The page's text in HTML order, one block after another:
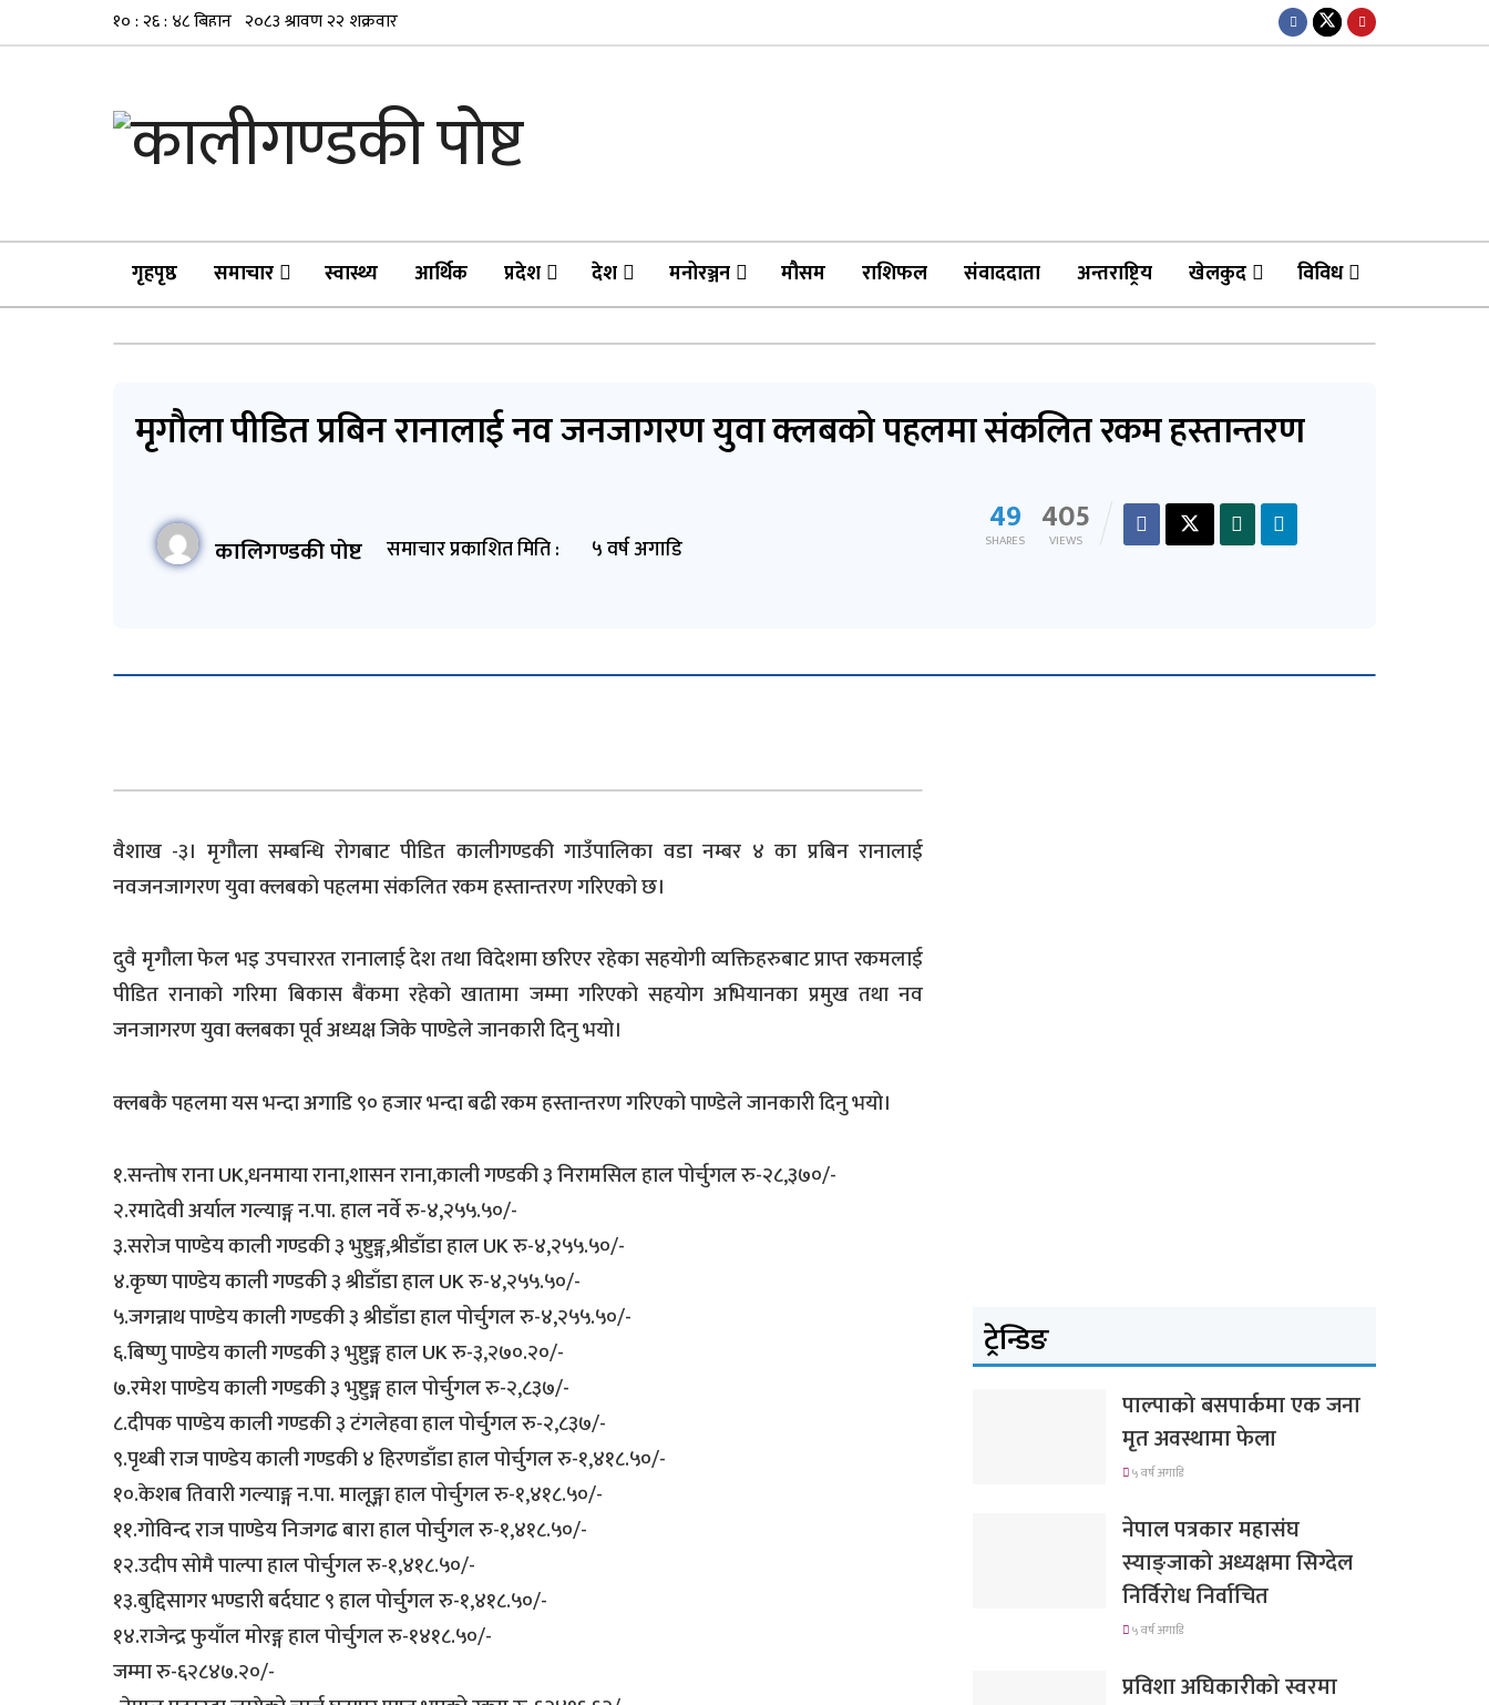
गृहपृष्ठ समाचार स्वास्थ्य आर्थिक प्रदेश देश मनोरञ्जन मौसम राशिफल संवाददाता अन्तराष्ट्रिय खेलकुद विविध
मृगौला पीडित प्रबिन रानालाई नव जनजागरण युवा क्लबको पहलमा संकलित रकम हस्तान्तरण
कालिगण्डकी पोष्ट समाचार प्रकाशित मिति : ५ वर्ष अगाडि
49
SHARES 405
VIEWS
वैशाख -३। मृगौला सम्बन्धि रोगबाट पीडित कालीगण्डकी गाउँपालिका वडा नम्बर ४ का प्रबिन रानालाई
नवजनजागरण युवा क्लबको पहलमा संकलित रकम हस्तान्तरण गरिएको छ।
दुवै मृगौला फेल भइ उपचाररत रानालाई देश तथा विदेशमा छरिएर रहेका सहयोगी व्यक्तिहरुबाट प्राप्त रकमलाई
पीडित रानाको गरिमा बिकास बैंकमा रहेको खातामा जम्मा गरिएको सहयोग अभियानका प्रमुख तथा नव
जनजागरण युवा क्लबका पूर्व अध्यक्ष जिके पाण्डेले जानकारी दिनु भयो।
क्लबकै पहलमा यस भन्दा अगाडि ९० हजार भन्दा बढी रकम हस्तान्तरण गरिएको पाण्डेले जानकारी दिनु भयो।
१.सन्तोष राना UK,धनमाया राना,शासन राना,काली गण्डकी ३ निरामसिल हाल पोर्चुगल रु-२८,३७०/-
२.रमादेवी अर्याल गल्याङ्ग न.पा. हाल नर्वे रु-४,२५५.५०/-
३.सरोज पाण्डेय काली गण्डकी ३ भुष्टुङ्ग,श्रीडाँडा हाल UK रु-४,२५५.५०/-
४.कृष्ण पाण्डेय काली गण्डकी ३ श्रीडाँडा हाल UK रु-४,२५५.५०/-
५.जगन्नाथ पाण्डेय काली गण्डकी ३ श्रीडाँडा हाल पोर्चुगल रु-४,२५५.५०/-
६.बिष्णु पाण्डेय काली गण्डकी ३ भुष्टुङ्ग हाल UK रु-३,२७०.२०/-
७.रमेश पाण्डेय काली गण्डकी ३ भुष्टुङ्ग हाल पोर्चुगल रु-२,८३७/-
८.दीपक पाण्डेय काली गण्डकी ३ टंगलेहवा हाल पोर्चुगल रु-२,८३७/-
९.पृथ्बी राज पाण्डेय काली गण्डकी ४ हिरणडाँडा हाल पोर्चुगल रु-१,४१८.५०/-
१०.केशब तिवारी गल्याङ्ग न.पा. मालूङ्गा हाल पोर्चुगल रु-१,४१८.५०/-
११.गोविन्द राज पाण्डेय निजगढ बारा हाल पोर्चुगल रु-१,४१८.५०/-
१२.उदीप सोमै पाल्पा हाल पोर्चुगल रु-१,४१८.५०/-
१३.बुद्दिसागर भण्डारी बर्दघाट ९ हाल पोर्चुगल रु-१,४१८.५०/-
१४.राजेन्द्र फुयाँल मोरङ्ग हाल पोर्चुगल रु-१४१८.५०/-
जम्मा रु-६२८४७.२०/-
ट्रेन्डिङ
पाल्पाको बसपार्कमा एक जना
मृत अवस्थामा फेला
५ वर्ष अगाडि
नेपाल पत्रकार महासंघ
स्याङ्जाको अध्यक्षमा सिग्देल
निर्विरोध निर्वाचित
५ वर्ष अगाडि
प्रविशा अघिकारीको स्वरमा